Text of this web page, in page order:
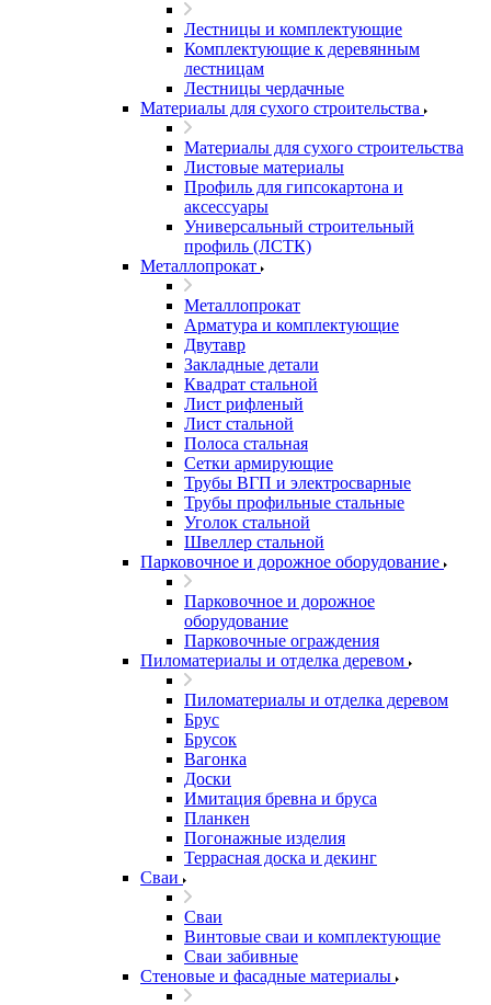
Лестницы и комплектующие
Комплектующие к деревянным
лестницам
Лестницы чердачные
Материалы для сухого строительства
Материалы для сухого строительства
Листовые материалы
Профиль для гипсокартона и
аксессуары
Универсальный строительный
профиль (ЛСТК)
Металлопрокат
Металлопрокат
Арматура и комплектующие
Двутавр
Закладные детали
Квадрат стальной
Лист рифленый
Лист стальной
Полоса стальная
Сетки армирующие
Трубы ВГП и электросварные
Трубы профильные стальные
Уголок стальной
Швеллер стальной
Парковочное и дорожное оборудование
Парковочное и дорожное
оборудование
Парковочные ограждения
Пиломатериалы и отделка деревом
Пиломатериалы и отделка деревом
Брус
Брусок
Вагонка
Доски
Имитация бревна и бруса
Планкен
Погонажные изделия
Террасная доска и декинг
Сваи
Сваи
Винтовые сваи и комплектующие
Сваи забивные
Стеновые и фасадные материалы